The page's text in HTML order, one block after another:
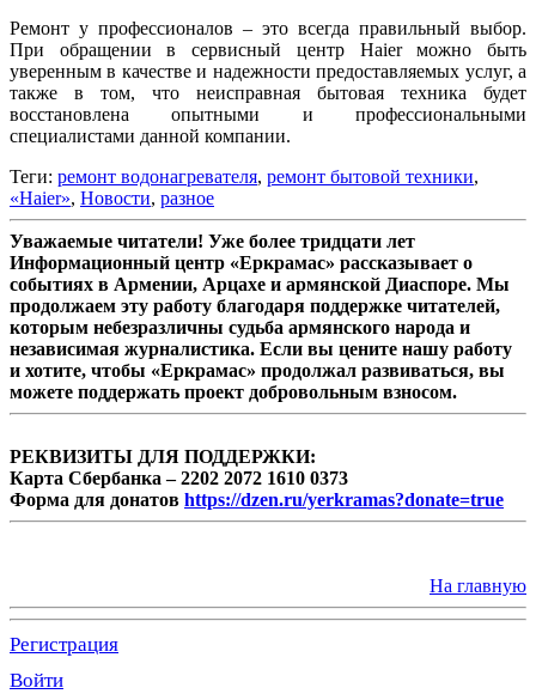
Ремонт у профессионалов – это всегда правильный выбор.
При обращении в сервисный центр Haier можно быть
уверенным в качестве и надежности предоставляемых услуг, а
также в том, что неисправная бытовая техника будет
восстановлена опытными и профессиональными
специалистами данной компании.
Теги: ​ремонт водонагревателя, ремонт бытовой техники,
«Haier», Новости, разное
Уважаемые читатели! Уже более тридцати лет
Информационный центр «Еркрамас» рассказывает о
событиях в Армении, Арцахе и армянской Диаспоре. Мы
продолжаем эту работу благодаря поддержке читателей,
которым небезразличны судьба армянского народа и
независимая журналистика. Если вы цените нашу работу
и хотите, чтобы «Еркрамас» продолжал развиваться, вы
можете поддержать проект добровольным взносом.
РЕКВИЗИТЫ ДЛЯ ПОДДЕРЖКИ:
Карта Сбербанка – 2202 2072 1610 0373
Форма для донатов https://dzen.ru/yerkramas?donate=true
На главную
Регистрация
Войти